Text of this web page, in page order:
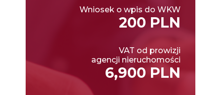
Wniosek o wpis do WKW
200 PLN
VAT od prowizji
agencji nieruchomości
6,900 PLN